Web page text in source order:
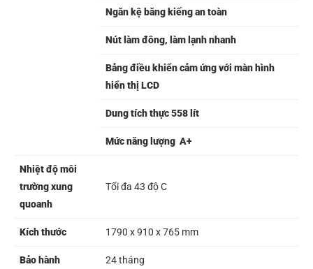
Ngăn kệ bằng kiếng an toàn
Nút làm đông, làm lạnh nhanh
Bảng điều khiển cảm ứng với màn hình
hiển thị LCD
Dung tích thực 558 lít
Mức năng lượng A+
Nhiệt độ môi
trường xung
quoanh
Tối đa 43 độ C
Kích thước 1790 x 910 x 765 mm
Bảo hành 24 tháng